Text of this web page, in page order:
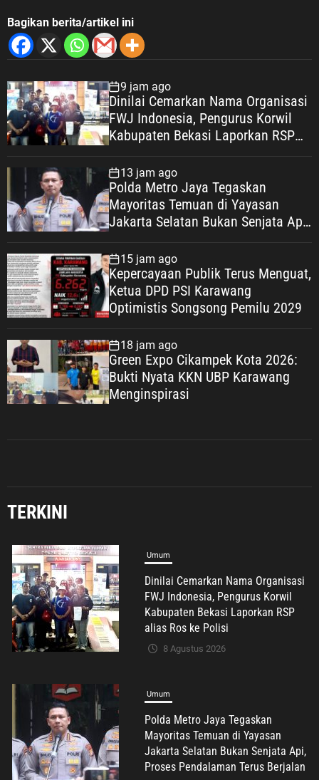
Bagikan berita/artikel ini
9 jam ago
Dinilai Cemarkan Nama Organisasi
FWJ Indonesia, Pengurus Korwil
Kabupaten Bekasi Laporkan RSP
13 jam ago
Polda Metro Jaya Tegaskan
Mayoritas Temuan di Yayasan
Jakarta Selatan Bukan Senjata Api,
15 jam ago
Kepercayaan Publik Terus Menguat,
Ketua DPD PSI Karawang
Optimistis Songsong Pemilu 2029
18 jam ago
Green Expo Cikampek Kota 2026:
Bukti Nyata KKN UBP Karawang
Menginspirasi
TERKINI
Umum
Polda Metro Jaya Tegaskan
Mayoritas Temuan di Yayasan
Jakarta Selatan Bukan Senjata Api,
Proses Pendalaman Terus Berjalan
7 Agustus 2026
Umum
Kepercayaan Publik Terus Menguat,
Ketua DPD PSI Karawang Optimistis
Songsong Pemilu 2029
7 Agustus 2026